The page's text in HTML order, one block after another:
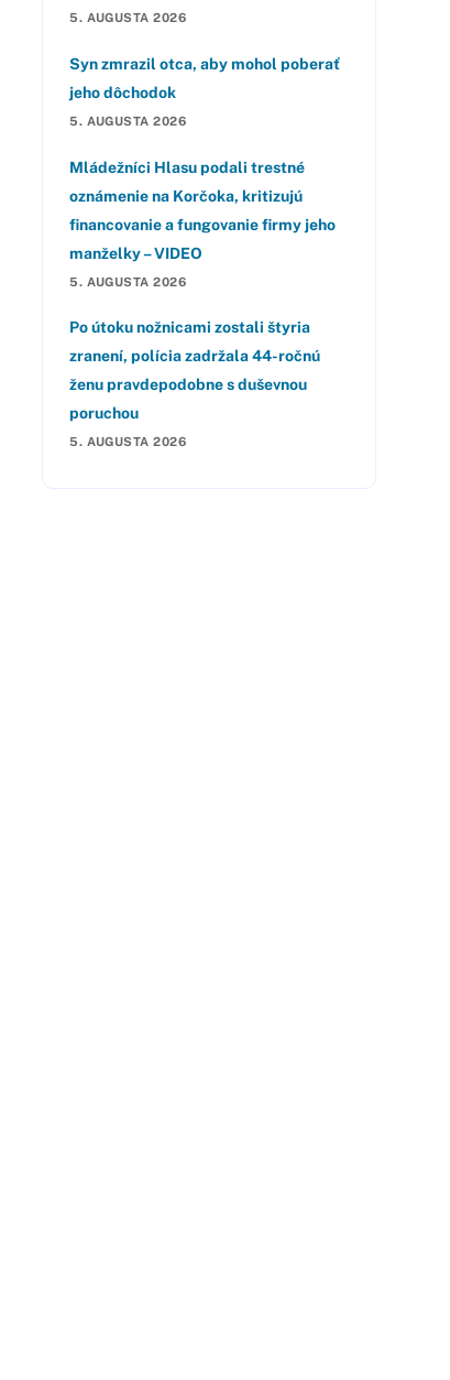
5. AUGUSTA 2026
Syn zmrazil otca, aby mohol poberať
jeho dôchodok
5. AUGUSTA 2026
Mládežníci Hlasu podali trestné
oznámenie na Korčoka, kritizujú
financovanie a fungovanie firmy jeho
manželky – VIDEO
5. AUGUSTA 2026
Po útoku nožnicami zostali štyria
zranení, polícia zadržala 44-ročnú
ženu pravdepodobne s duševnou
poruchou
5. AUGUSTA 2026